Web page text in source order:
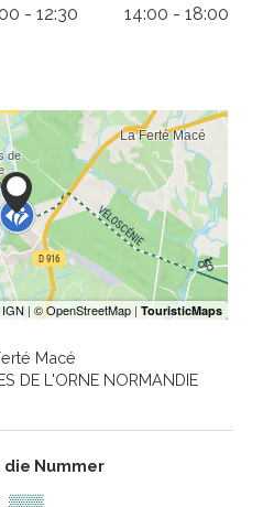
- 12:30 14:00 - 18:00
Macé
DE L'ORNE NORMANDIE
die Nummer